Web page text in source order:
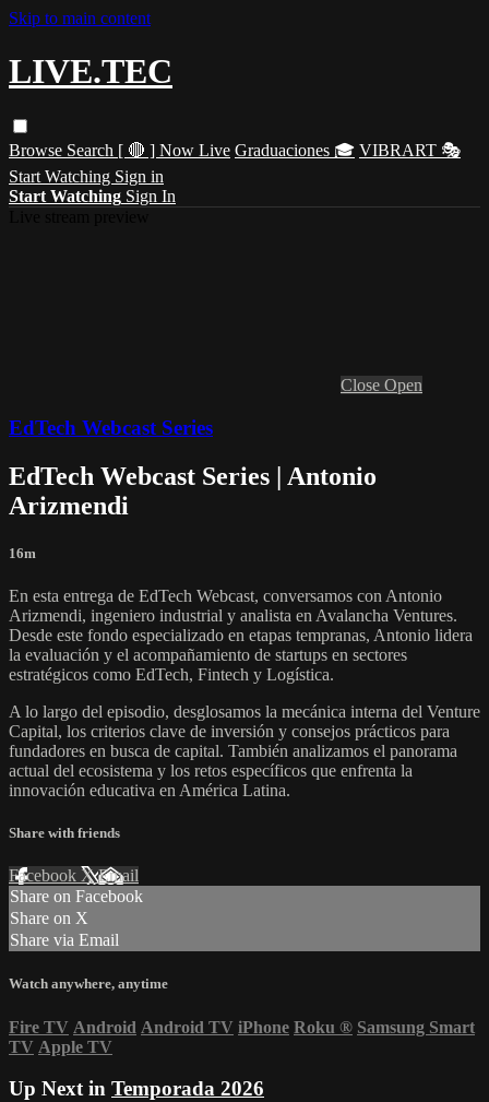
Skip to main content
LIVE.TEC
Browse Search [ 🔴 ] Now Live Graduaciones 🎓 VIBRART 🎭
Start Watching Sign in
Start Watching Sign In
Close Open
EdTech Webcast Series
EdTech Webcast Series | Antonio
Arizmendi
16m
En esta entrega de EdTech Webcast, conversamos con Antonio
Arizmendi, ingeniero industrial y analista en Avalancha Ventures.
Desde este fondo especializado en etapas tempranas, Antonio lidera
la evaluación y el acompañamiento de startups en sectores
estratégicos como EdTech, Fintech y Logística.
A lo largo del episodio, desglosamos la mecánica interna del Venture
Capital, los criterios clave de inversión y consejos prácticos para
fundadores en busca de capital. También analizamos el panorama
actual del ecosistema y los retos específicos que enfrenta la
innovación educativa en América Latina.
Share with friends
Facebook XEmail
Share on Facebook
Share on X
Share via Email
Watch anywhere, anytime
Fire TV Android Android TV iPhone Roku ® Samsung Smart
TV Apple TV
Up Next in Temporada 2026